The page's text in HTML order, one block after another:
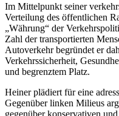
Im Mittelpunkt seiner
Verteilung des öffentlichen
„Währung“ der
Zahl der transportierten
Autoverkehr begründet er
Verkehrssicherheit,
und begrenztem Platz.
Heiner plädiert für eine
Gegenüber linken Milieus
gegenüber konservativen